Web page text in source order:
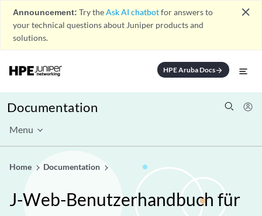
Announcement: Try theAsk AI chatbotfor answers to
your technical questions about Juniper products and
solutions.
close
HPE Aruba Docsarrow_forward
Documentation
Menu
Home Documentation
J-Web-Benutzerhandbuch für